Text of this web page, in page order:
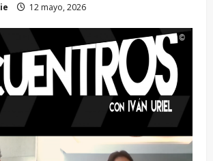
12 mayo, 2026